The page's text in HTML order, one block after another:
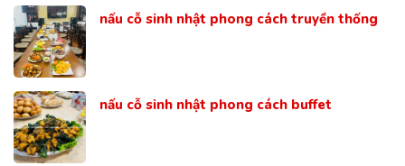
nấu cỗ sinh nhật phong cách truyền thống
nấu cỗ sinh nhật phong cách buffet